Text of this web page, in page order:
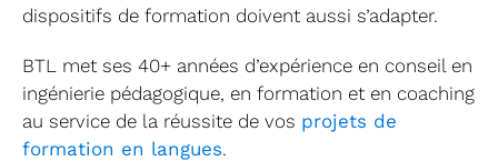
dispositifs de formation doivent aussi s’adapter.
BTL met ses 40+ années d’expérience en conseil en
ingénierie pédagogique, en formation et en coaching
au service de la réussite de vos projets de
formation en langues.